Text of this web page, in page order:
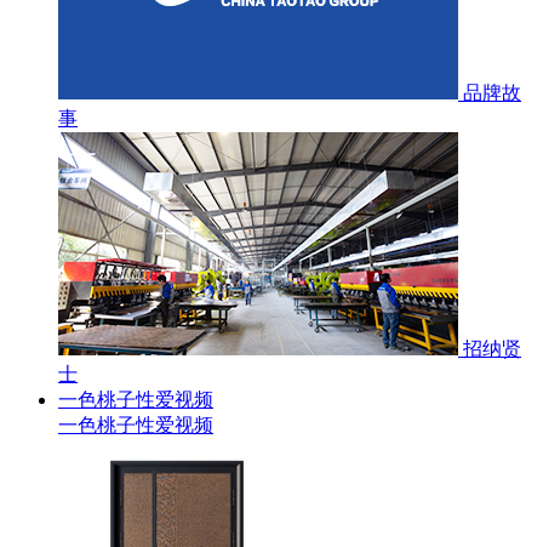
品牌故
事
招纳贤
士
一色桃子性爱视频
一色桃子性爱视频